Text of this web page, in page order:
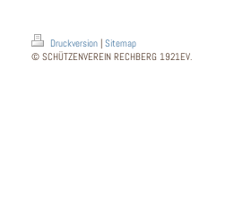
Druckversion | Sitemap
© SCHÜTZENVEREIN RECHBERG 1921EV.